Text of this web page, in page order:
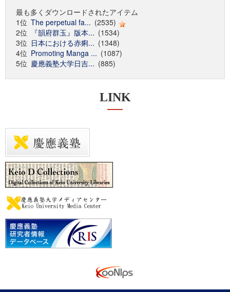
最も多くダウンロードされたアイテム
1位 The perpetual fa... (2535)
2位
『韻府群玉』版本... (1534)
3位 日本における赤痢... (1348)
4位 Promoting Manga ... (1087)
5位 慶應義塾大学日吉... (885)
LINK